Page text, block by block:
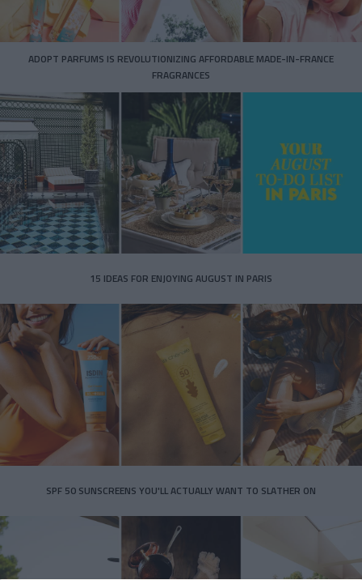
ADOPT PARFUMS IS REVOLUTIONIZING AFFORDABLE MADE-IN-FRANCE
FRAGRANCES
15 IDEAS FOR ENJOYING AUGUST IN PARIS
SPF 50 SUNSCREENS YOU'LL ACTUALLY WANT TO SLATHER ON